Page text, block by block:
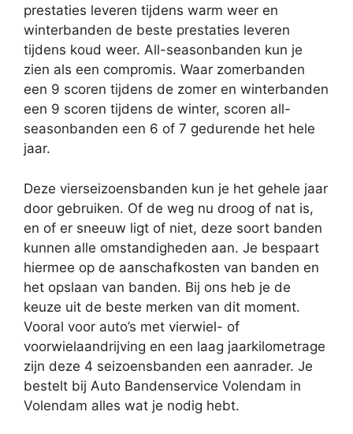
prestaties leveren tijdens warm weer en
winterbanden de beste prestaties leveren
tijdens koud weer. All-seasonbanden kun je
zien als een compromis. Waar zomerbanden
een 9 scoren tijdens de zomer en winterbanden
een 9 scoren tijdens de winter, scoren all-
seasonbanden een 6 of 7 gedurende het hele
jaar.
Deze vierseizoensbanden kun je het gehele jaar
door gebruiken. Of de weg nu droog of nat is,
en of er sneeuw ligt of niet, deze soort banden
kunnen alle omstandigheden aan. Je bespaart
hiermee op de aanschafkosten van banden en
het opslaan van banden. Bij ons heb je de
keuze uit de beste merken van dit moment.
Vooral voor auto’s met vierwiel- of
voorwielaandrijving en een laag jaarkilometrage
zijn deze 4 seizoensbanden een aanrader. Je
bestelt bij Auto Bandenservice Volendam in
Volendam alles wat je nodig hebt.